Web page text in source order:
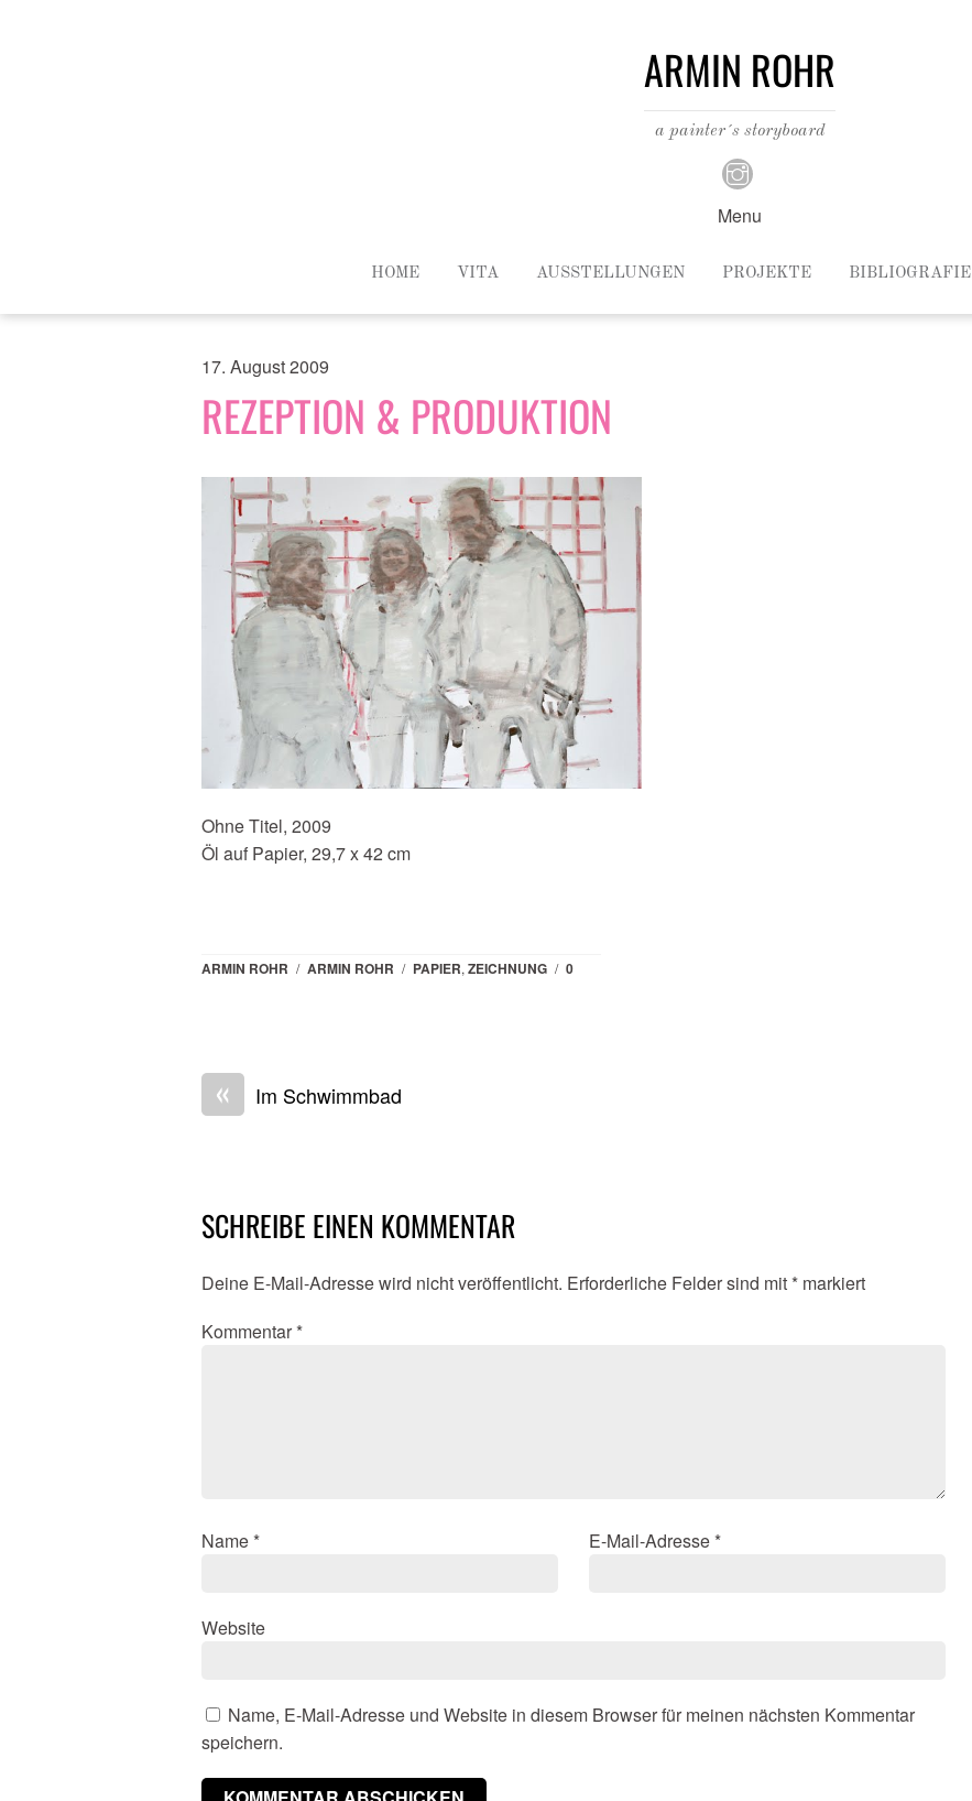
ARMIN ROHR
a painter´s storyboard
Menu
HOME VITA AUSSTELLUNGEN PROJEKTE BIBLIOGRAFIE
17. August 2009
REZEPTION & PRODUKTION
Ohne Titel, 2009
Öl auf Papier, 29,7 x 42 cm
ARMIN ROHR / ARMIN ROHR / PAPIER, ZEICHNUNG / 0
« Im Schwimmbad
SCHREIBE EINEN KOMMENTAR
Deine E-Mail-Adresse wird nicht veröffentlicht. Erforderliche Felder sind mit * markiert
Kommentar *
Name * E-Mail-Adresse *
Website
Name, E-Mail-Adresse und Website in diesem Browser für meinen nächsten Kommentar
speichern.